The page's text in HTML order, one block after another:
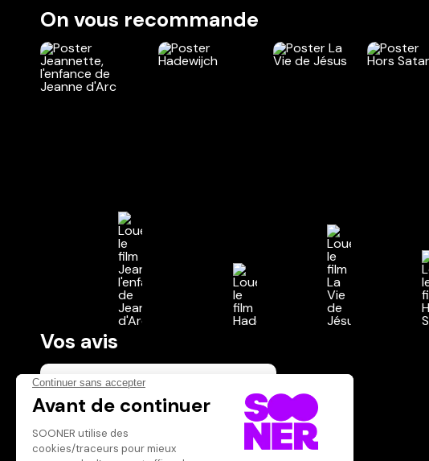
On vous recommande
Vos avis
Donnez votre avis
Votre note
Votre commentaire
Il faut vous connecter pour
publier un avis